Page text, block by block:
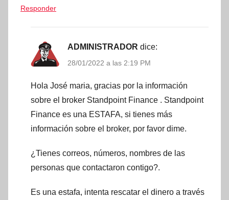
Responder
ADMINISTRADOR dice:
28/01/2022 a las 2:19 PM
Hola José maria, gracias por la información
sobre el broker Standpoint Finance . Standpoint
Finance es una ESTAFA, si tienes más
información sobre el broker, por favor dime.
¿Tienes correos, números, nombres de las
personas que contactaron contigo?.
Es una estafa, intenta rescatar el dinero a través